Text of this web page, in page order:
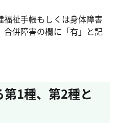
祉手帳もしくは身体障害
併障害の欄に「有」と記
1種、第2種と